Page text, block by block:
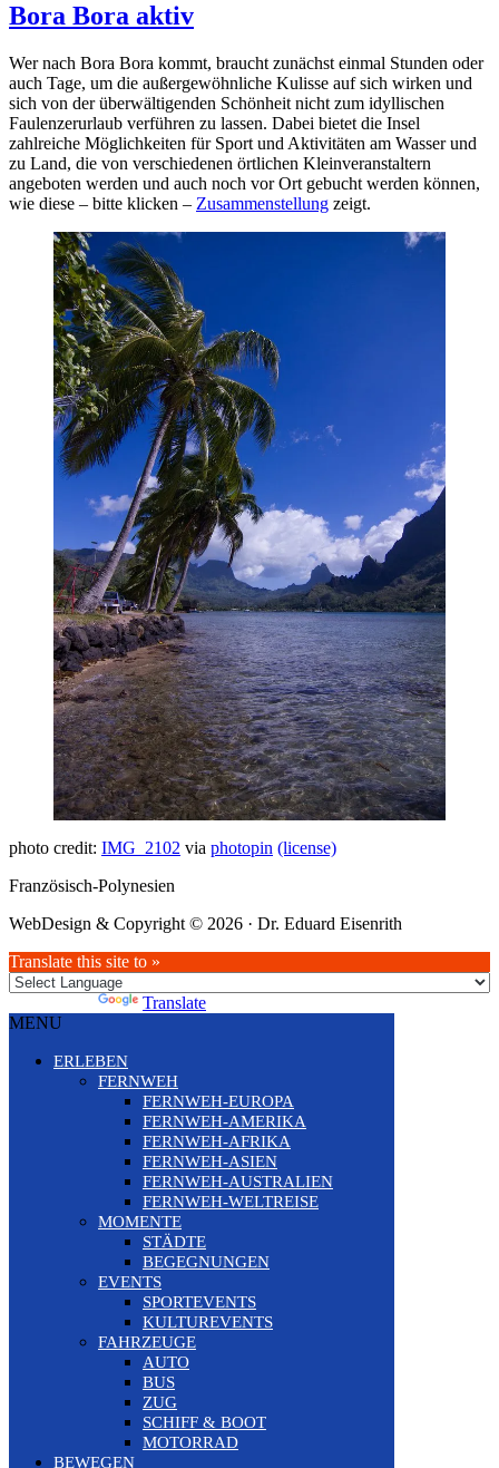
Bora Bora aktiv
Wer nach Bora Bora kommt, braucht zunächst einmal Stunden oder
auch Tage, um die außergewöhnliche Kulisse auf sich wirken und
sich von der überwältigenden Schönheit nicht zum idyllischen
Faulenzerurlaub verführen zu lassen. Dabei bietet die Insel
zahlreiche Möglichkeiten für Sport und Aktivitäten am Wasser und
zu Land, die von verschiedenen örtlichen Kleinveranstaltern
angeboten werden und auch noch vor Ort gebucht werden können,
wie diese – bitte klicken – Zusammenstellung zeigt.
photo credit: IMG_2102 via photopin (license)
Französisch-Polynesien
WebDesign & Copyright © 2026 · Dr. Eduard Eisenrith
Translate this site to »
Translate
MENU
ERLEBEN
FERNWEH
FERNWEH-EUROPA
FERNWEH-AMERIKA
FERNWEH-AFRIKA
FERNWEH-ASIEN
FERNWEH-AUSTRALIEN
FERNWEH-WELTREISE
MOMENTE
STÄDTE
BEGEGNUNGEN
EVENTS
SPORTEVENTS
KULTUREVENTS
FAHRZEUGE
AUTO
BUS
ZUG
SCHIFF & BOOT
MOTORRAD
BEWEGEN